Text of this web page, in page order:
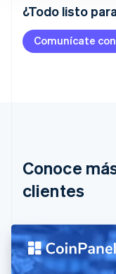
¿Todo listo
Comunícate
Conoce
clientes
Alemania
DeutschEnglish
Australia
Bulgaria
English
Canadá
China
简体中文
Chipre
English